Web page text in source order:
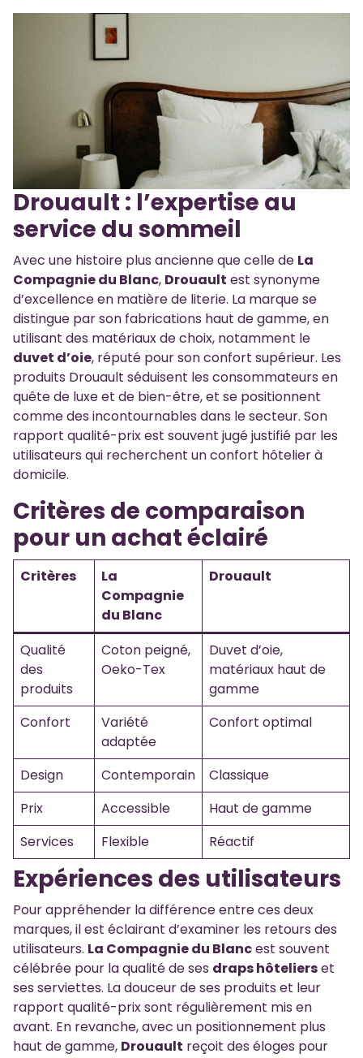
Drouault : l’expertise au
service du sommeil
Avec une histoire plus ancienne que celle de La
Compagnie du Blanc, Drouault est synonyme
d’excellence en matière de literie. La marque se
distingue par son fabrications haut de gamme, en
utilisant des matériaux de choix, notamment le
duvet d’oie, réputé pour son confort supérieur. Les
produits Drouault séduisent les consommateurs en
quête de luxe et de bien-être, et se positionnent
comme des incontournables dans le secteur. Son
rapport qualité-prix est souvent jugé justifié par les
utilisateurs qui recherchent un confort hôtelier à
domicile.
Critères de comparaison
pour un achat éclairé
Critères
La
Compagnie
du Blanc
Drouault
Qualité
des
produits
Coton peigné,
Oeko-Tex
Duvet d’oie,
matériaux haut de
gamme
Confort
Variété
adaptée
Confort optimal
Design Contemporain
Classique
Prix
Accessible
Haut de gamme
Services
Flexible Réactif
Expériences des utilisateurs
Pour appréhender la différence entre ces deux
marques, il est éclairant d’examiner les retours des
utilisateurs. La Compagnie du Blancest souvent
célébrée pour la qualité de ses draps hôtelierset
ses serviettes. La douceur de ses produits et leur
rapport qualité-prix sont régulièrement mis en
avant. En revanche, avec un positionnement plus
haut de gamme, Drouault reçoit des éloges pour